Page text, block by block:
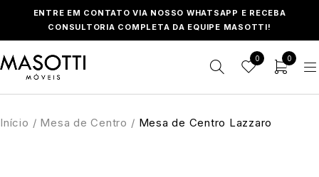
ENTRE EM CONTATO VIA NOSSO WHATSAPP E RECEBA
CONSULTORIA COMPLETA DA EQUIPE MASOTTI!
0 0
Início / Mesa de Centro / Mesa de Centro Lazzaro